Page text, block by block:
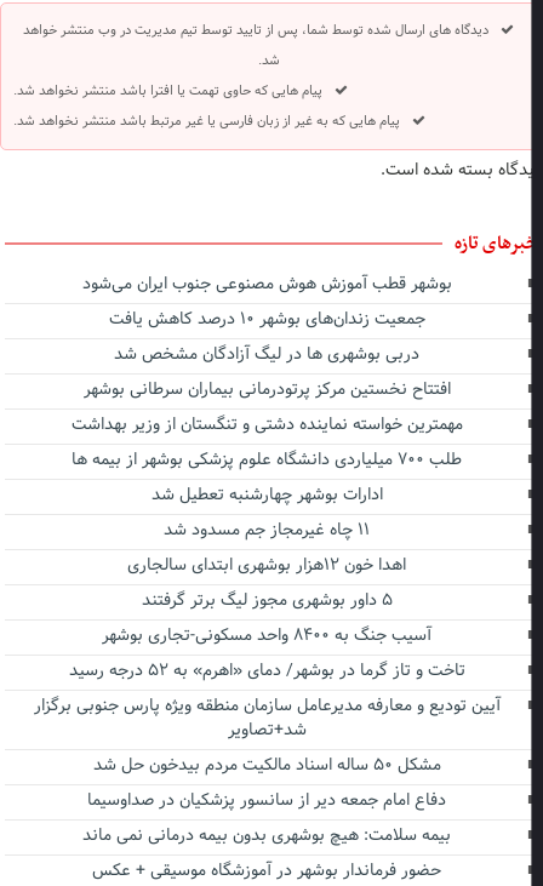
دیدگاه های ارسال شده توسط شما، پس از تایید توسط تیم مدیریت در وب منتشر خواهد
شد.
پیام هایی که حاوی تهمت یا افترا باشد منتشر نخواهد شد.
پیام هایی که به غیر از زبان فارسی یا غیر مرتبط باشد منتشر نخواهد شد.
بسته شده است.
تازه
بوشهر قطب آموزش هوش مصنوعی جنوب ایران می‌شود
جمعیت زندان‌های بوشهر ۱۰ درصد کاهش یافت
دربی بوشهری ها در لیگ آزادگان مشخص شد
افتتاح نخستین مرکز پرتودرمانی بیماران سرطانی بوشهر
مهمترین خواسته نماینده دشتی و تنگستان از وزیر بهداشت
طلب ۷۰۰ میلیاردی دانشگاه علوم پزشکی بوشهر از بیمه ها
ادارات بوشهر چهارشنبه تعطیل شد
اهدا خون ۱۲هزار بوشهری ابتدای سالجاری
آسیب جنگ به ۸۴۰۰ واحد مسکونی-تجاری بوشهر
تاخت و تاز گرما در بوشهر/ دمای «اهرم» به ۵۲ درجه رسید
آیین تودیع و معارفه مدیرعامل سازمان منطقه ویژه پارس جنوبی برگزار
شد+تصاویر
مشکل ۵۰ ساله اسناد مالکیت مردم بیدخون حل شد
دفاع امام جمعه دیر از سانسور پزشکیان در صداوسیما
بیمه سلامت: هیچ بوشهری بدون بیمه درمانی نمی ماند
حضور فرماندار بوشهر در آموزشگاه موسیقی + عکس